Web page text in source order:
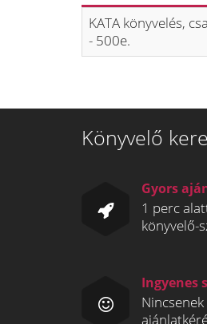
KATA könyvelés,
- 500e.
Könyvelő
Gyors
1 perc
könyvelő-
Ingyenes